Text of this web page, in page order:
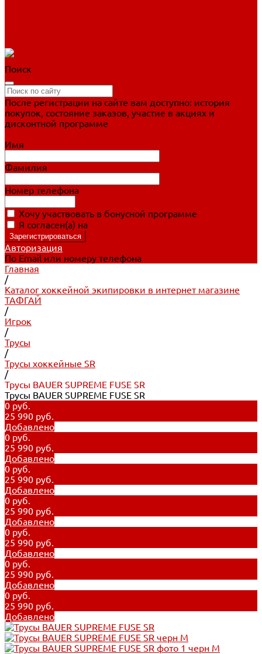
Поиск
После регистрации на сайте вам доступно: история
покупок, состояние заказов, участие в акциях и
дисконтной программе
Имя
Фамилия
Номер телефона
Хочу участвовать в бонусной программе
Я согласен(а) на
Авторизация
По Email или номеру телефона
Главная
/
Каталог хоккейной экипировки в интернет магазине
ТАФГАЙ
/
Игрок
/
Трусы
/
Трусы хоккейные SR
/
Трусы BAUER SUPREME FUSE SR
Трусы BAUER SUPREME FUSE SR
0 руб.
25 990 руб.
Добавлено
0 руб.
25 990 руб.
Добавлено
0 руб.
25 990 руб.
Добавлено
0 руб.
25 990 руб.
Добавлено
0 руб.
25 990 руб.
Добавлено
0 руб.
25 990 руб.
Добавлено
0 руб.
25 990 руб.
Добавлено